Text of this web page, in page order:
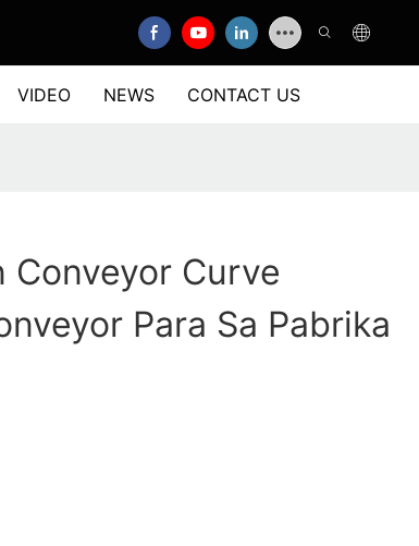
VIDEO NEWS CONTACT US
Conveyor Curve
Para Sa Pabrika